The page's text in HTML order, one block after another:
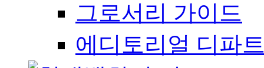
그로서리 가이드
에디토리얼 디파